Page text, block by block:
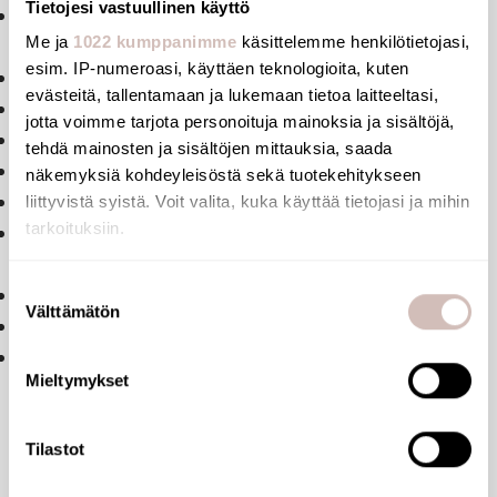
Tietojesi vastuullinen käyttö
Me ja 1022 kumppanimme käsittelemme henkilötietojasi,
esim. IP-numeroasi, käyttäen teknologioita, kuten
evästeitä, tallentamaan ja lukemaan tietoa laitteeltasi,
jotta voimme tarjota personoituja mainoksia ja sisältöjä,
tehdä mainosten ja sisältöjen mittauksia, saada
näkemyksiä kohdeyleisöstä sekä tuotekehitykseen
liittyvistä syistä. Voit valita, kuka käyttää tietojasi ja mihin
tarkoituksiin.
Kerätä tietoja maantieteellisestä sijainnistasi,
Tunnistaa laitteesi skannaamalla sen ominaispiirteitä
aktiivisesti (sormenjäljen muodostaminen)
voit määrittää asetuksesi
. Voit muuttaa
valinta
Välttämätön
Mieltymykset
Tilastot
Säädettävät ominaisuudet: tunnistusetäisyys,
virtausnopeus ja huuhtelumäärä.
Sulkuventtiili: FF1".
Tyhjiönmurtaja: Ø32 mm.
Liitosaluslevy: Ø 32/55 mm.
Seinälevy: tasainen seinän kanssa.
Perusvirtausnopeus: 1 l/s.
Yhteensopivuus: huuhtelureunattomille WC-istuimille
Kierrevarsi: voidaan katkaista sopivaan mittaan.